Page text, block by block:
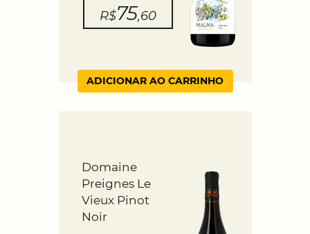
R$75,60
ADICIONAR AO CARRINHO
Domaine
Preignes Le
Vieux Pinot
Noir